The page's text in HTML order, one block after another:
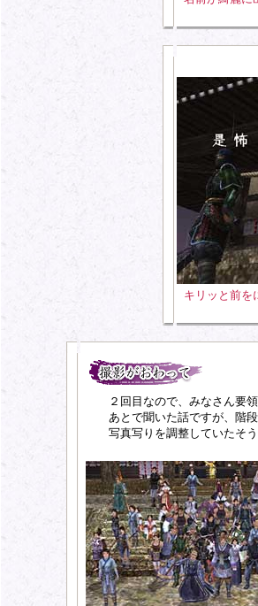
キリッと前を
２回目なので、みなさん要
あとで聞いた話ですが、階
写真写りを調整していたそう